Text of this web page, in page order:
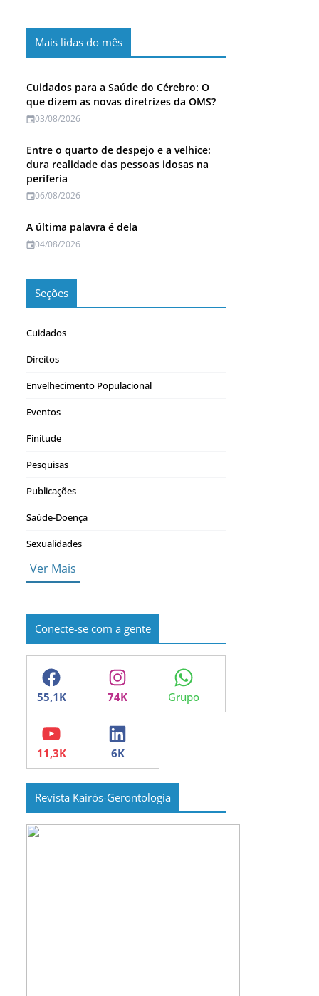
Mais lidas do mês
Cuidados para a Saúde do Cérebro: O
que dizem as novas diretrizes da OMS?
03/08/2026
Entre o quarto de despejo e a velhice:
dura realidade das pessoas idosas na
periferia
06/08/2026
A última palavra é dela
04/08/2026
Seções
Cuidados
Direitos
Envelhecimento Populacional
Eventos
Finitude
Pesquisas
Publicações
Saúde-Doença
Sexualidades
Ver Mais
Conecte-se com a gente
Facebook Instagram WhatsApp
YouTube LinkedIn
Revista Kairós-Gerontologia